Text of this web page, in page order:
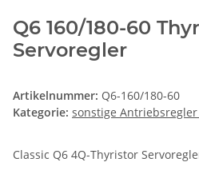
Q6 160/180-60
Servoregler
Artikelnummer: Q6-160/180-60
Kategorie: sonstige
Classic Q6 4Q-Thyristor